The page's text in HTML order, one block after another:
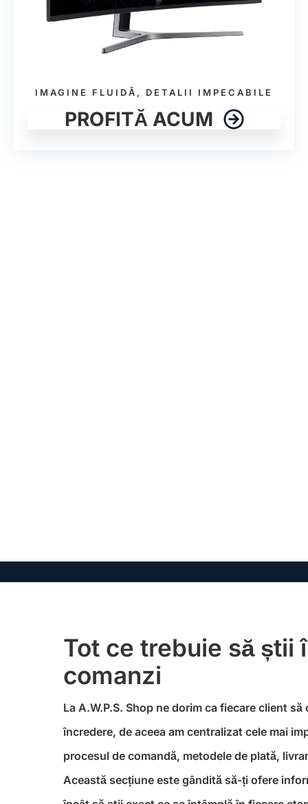
IMAGINE FLUIDĂ, DETALII IMPECABILE
PROFITĂ ACUM
Tot ce trebuie să știi
comanzi
La A.W.P.S. Shop ne dorim ca fiecare client
încredere, de aceea am centralizat cele mai
procesul de comandă, metodele de plată,
Această secțiune este gândită să-ți ofere